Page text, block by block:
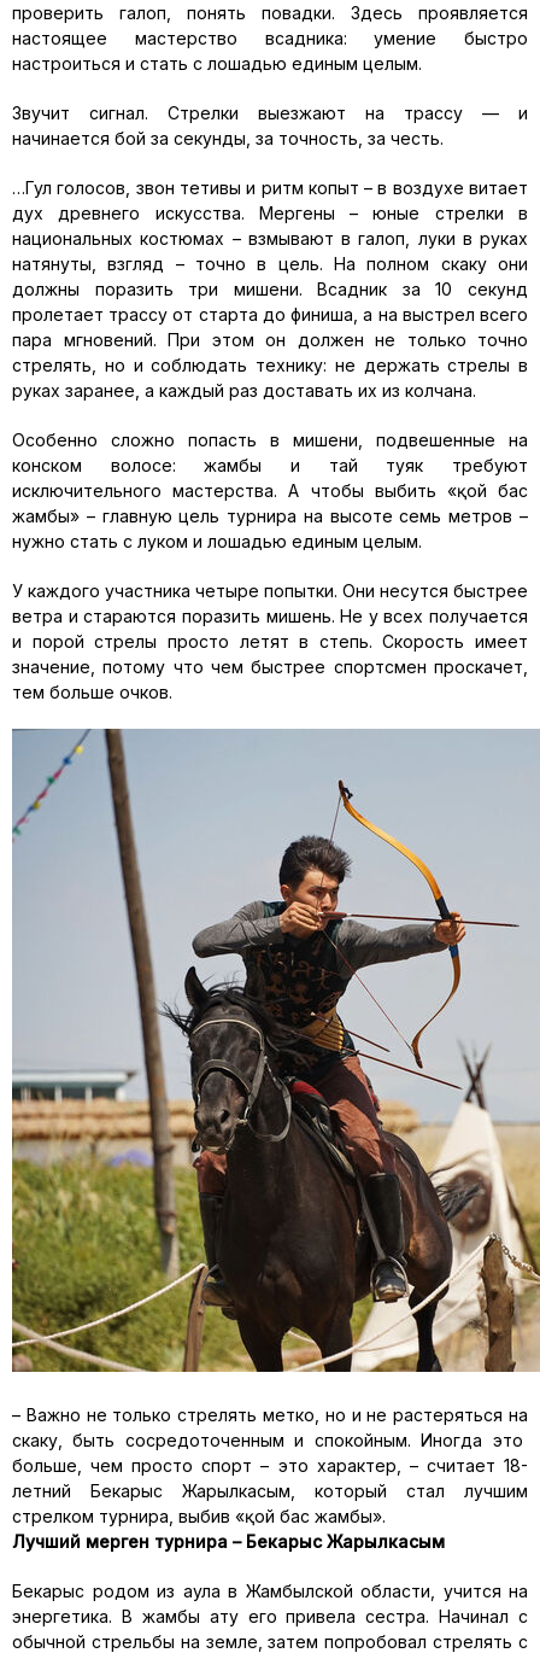
проверить галоп, понять повадки. Здесь проявляется
настоящее мастерство всадника: умение быстро
настроиться и стать с лошадью единым целым.
Звучит сигнал. Стрелки выезжают на трассу — и
начинается бой за секунды, за точность, за честь.
…Гул голосов, звон тетивы и ритм копыт– в воздухе витает
дух древнего искусства. Мергены – юные стрелки в
национальных костюмах –взмывают в галоп,
луки в руках
натянуты, взгляд –точно в цель. На полном скаку они
должны поразить три мишени.Всадник за 10 секунд
пролетает трассу от старта до финиша, а на выстрел всего
пара мгновений. При этом он должен не только точно
стрелять, но и соблюдать технику: не держать стрелы в
руках заранее, а каждый раз доставать их из колчана.
Особенно сложно попасть в мишени, подвешенные на
конском волосе:жамбы и тай туяк требуют
исключительного мастерства. А чтобы выбить «қой бас
жамбы» –главную цель турнира на высотесемь метров–
нужно стать с луком и лошадью единым целым.
У каждого участника четыре попытки. Они несутся быстрее
ветра и стараются поразить мишень. Не у всех получается
и порой стрелы просто летят в степь. Скорость имеет
значение, потому что чем быстрее спортсмен проскачет,
тем больше очков.
– Важно не только стрелять метко, но и не растеряться на
скаку, быть сосредоточенным и спокойным. Иногда это
больше, чем просто спорт– это характер, –считает 18-
летний Бекарыс Жарылкасым , который стал лучшим
стрелком турнира , выбив «қой бас жамбы».
Лучший мерген турнира – Бекарыс Жарылкасым
Бекарыс родом из аула в Жамбылской области, учится на
энергетика. В жамбы атуего привела сестра. Начинал с
обычной стрельбы на земле, затем попробовал стрелять с